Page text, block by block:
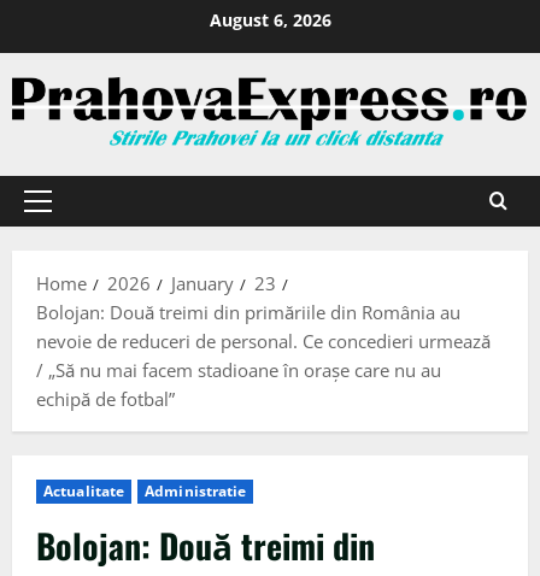
August 6, 2026
Home 2026 January
23
Bolojan: Două treimi din primăriile din România au
nevoie de reduceri de personal. Ce concedieri urmează
/ „Să nu mai facem stadioane în orașe care nu au
echipă de fotbal”
Actualitate Administratie
Bolojan: Două treimi din